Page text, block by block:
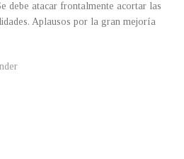
debe atacar frontalmente acortar las
Aplausos por la gran mejoría